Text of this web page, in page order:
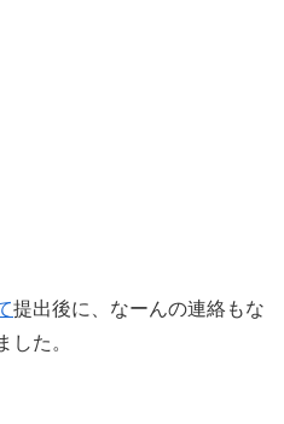
提出後に、なーんの連絡もな
した。